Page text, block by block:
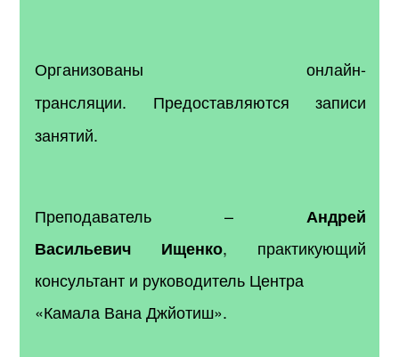
Организованы онлайн-
трансляции. Предоставляются записи
занятий.
Преподаватель –
Андрей
Васильевич Ищенко, практикующий
консультант и руководитель Центра
«Камала Вана Джйотиш».